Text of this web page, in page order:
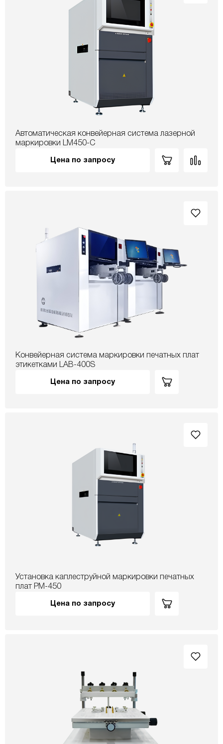
Автоматическая конвейерная система лазерной
маркировки LM450-C
Цена по запросу
Конвейерная система маркировки печатных плат
этикетками LAB-400S
Цена по запросу
Установка каплеструйной маркировки печатных
плат PM-450
Цена по запросу